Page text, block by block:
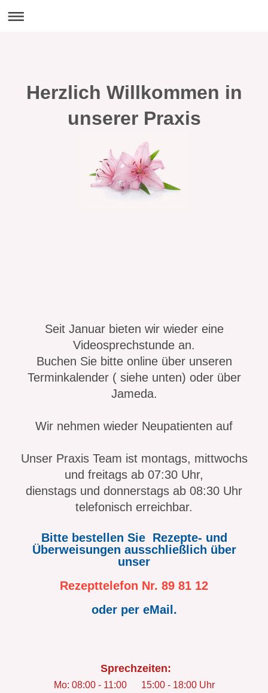
Herzlich Willkommen in
unserer Praxis
Seit Januar bieten wir wieder eine
Videosprechstunde an.
Buchen Sie bitte online über unseren
Terminkalender ( siehe unten) oder über
Jameda.
Wir nehmen wieder Neupatienten auf
Unser Praxis Team ist montags, mittwochs
und freitags ab 07:30 Uhr,
dienstags und donnerstags ab 08:30 Uhr
telefonisch erreichbar.
Bitte bestellen Sie Rezepte- und
Überweisungen ausschließlich über
unser
Rezepttelefon Nr. 89 81 12
oder per eMail.
Sprechzeiten:
Mo: 08:00 - 11:00 15:00 - 18:00 Uhr